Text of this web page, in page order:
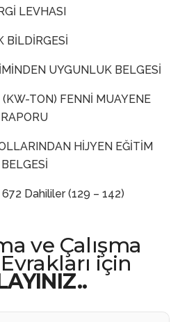
LEVHASI
BİLDİRGESİ
UYGUNLUK BELGESİ
(KW-TON) FENNİ MUAYENE
RAPORU
HİJYEN EĞİTİM
BELGESİ
Dahililer (129 – 142)
ve Çalışma
için